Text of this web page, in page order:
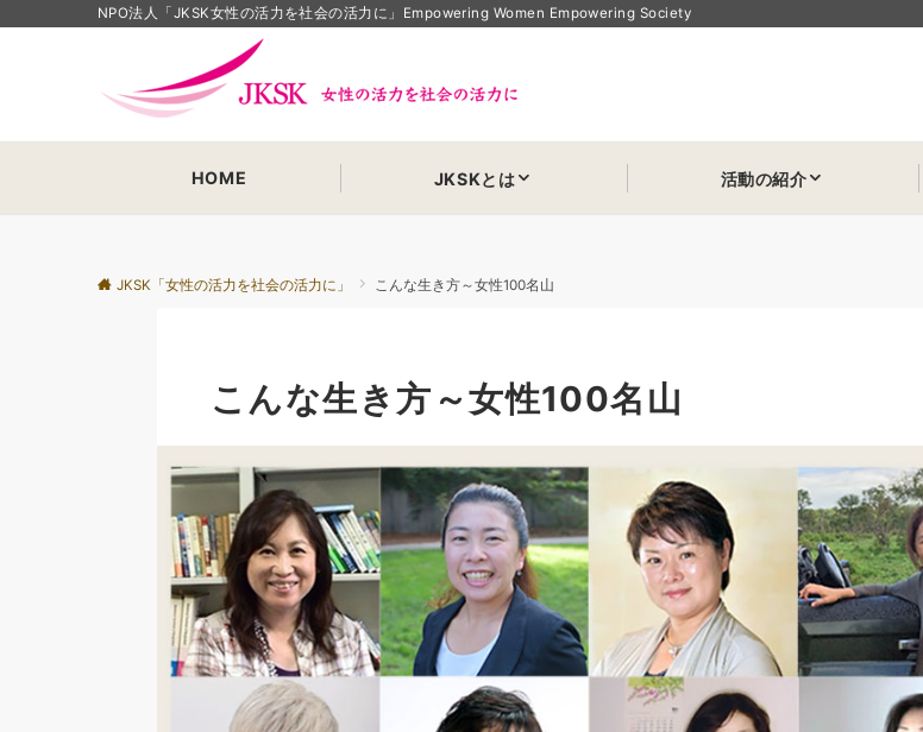
NPO法人「JKSK女性の活力を社会の活力に」Empowering Women Empowering Society
HOME JKSKとは 活動の紹介
JKSK「女性の活力を社会の活力に」 こんな生き方～女性100名山
こんな生き方～女性100名山